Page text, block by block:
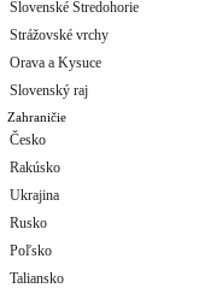
Slovenské Stredohorie
Strážovské vrchy
Orava a Kysuce
Slovenský raj
Zahraničie
Česko
Rakúsko
Ukrajina
Rusko
Poľsko
Taliansko